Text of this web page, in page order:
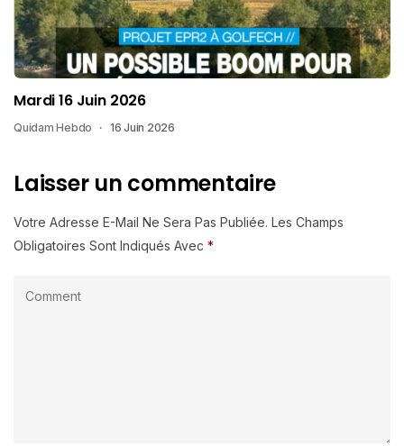
Mardi 16 Juin 2026
Quidam Hebdo 16 Juin 2026
Laisser un commentaire
Votre Adresse E-Mail Ne Sera Pas Publiée. Les Champs
Obligatoires Sont Indiqués Avec *